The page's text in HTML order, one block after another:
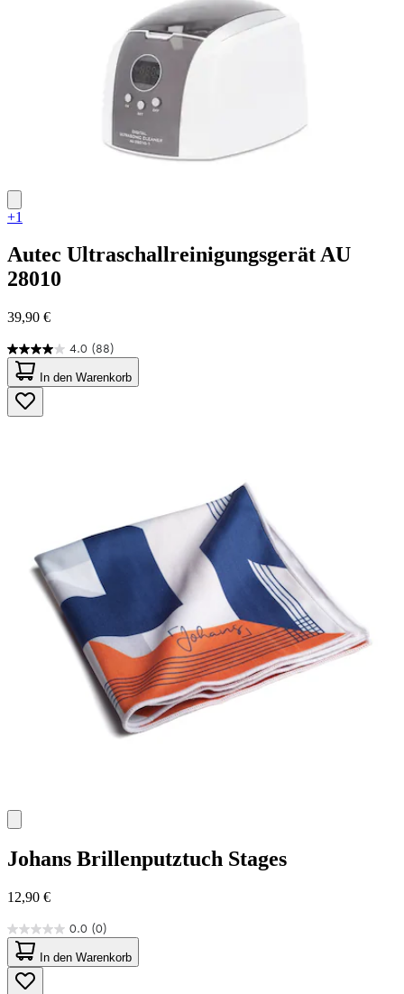
+1
Autec Ultraschallreinigungsgerät AU
28010
39,90 €
4.0 (88)
4.0
von
5
Sternen.
88
In den Warenkorb
Johans Brillenputztuch Stages
12,90 €
0.0 (0)
0.0
von
5
Sternen.
In den Warenkorb